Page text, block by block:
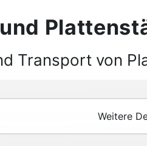
Transport von
Weitere